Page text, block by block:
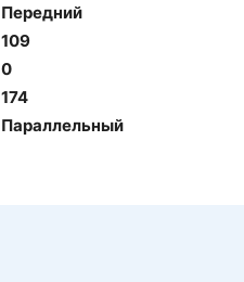
Передний
109
0
174
Параллельный